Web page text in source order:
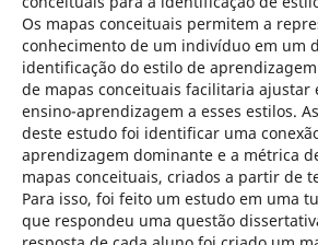
Os mapas conceituais permitem a
conhecimento de um indivíduo em um
identificação do estilo de
de mapas conceituais facilitaria ajustar
ensino-aprendizagem a esses estilos.
deste estudo foi identificar uma
aprendizagem dominante e a métrica
mapas conceituais, criados a partir de
Para isso, foi feito um estudo em uma
que respondeu uma questão